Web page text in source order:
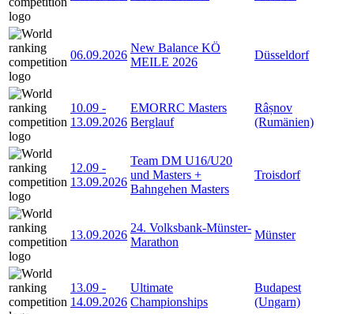
06.09.2026
New Balance KÖ
MEILE 2026
Düsseldorf
10.09 -
13.09.2026
EMORRC Masters
Berglauf
Râșnov
(Rumänien)
12.09 -
13.09.2026
Team DM U16/U20
und Masters +
Bahngehen Masters
Troisdorf
13.09.2026
24. Volksbank-Münster-
Marathon
Münster
13.09 -
14.09.2026
Ultimate
Championships
Budapest
(Ungarn)